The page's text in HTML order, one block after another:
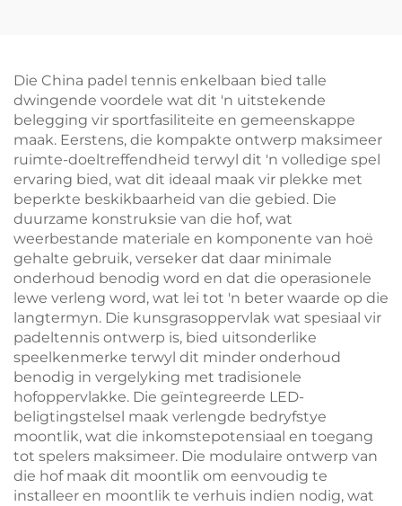
Die China padel tennis enkelbaan bied talle
dwingende voordele wat dit 'n uitstekende
belegging vir sportfasiliteite en gemeenskappe
maak. Eerstens, die kompakte ontwerp maksimeer
ruimte-doeltreffendheid terwyl dit 'n volledige spel
ervaring bied, wat dit ideaal maak vir plekke met
beperkte beskikbaarheid van die gebied. Die
duurzame konstruksie van die hof, wat
weerbestande materiale en komponente van hoë
gehalte gebruik, verseker dat daar minimale
onderhoud benodig word en dat die operasionele
lewe verleng word, wat lei tot 'n beter waarde op die
langtermyn. Die kunsgrasoppervlak wat spesiaal vir
padeltennis ontwerp is, bied uitsonderlike
speelkenmerke terwyl dit minder onderhoud
benodig in vergelyking met tradisionele
hofoppervlakke. Die geïntegreerde LED-
beligtingstelsel maak verlengde bedryfstye
moontlik, wat die inkomstepotensiaal en toegang
tot spelers maksimeer. Die modulaire ontwerp van
die hof maak dit moontlik om eenvoudig te
installeer en moontlik te verhuis indien nodig, wat